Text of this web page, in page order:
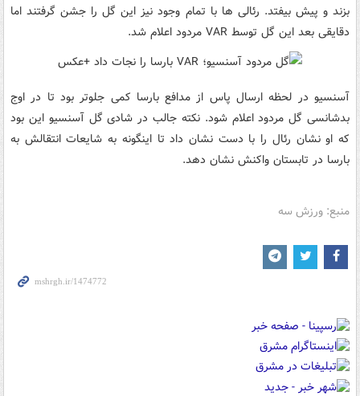
بزند و پیش بیفتد. رئالی ها با تمام وجود نیز این گل را جشن گرفتند اما
دقایقی بعد این گل توسط VAR مردود اعلام شد.
آسنسیو در لحظه ارسال پاس از مدافع بارسا کمی جلوتر بود تا در اوج
بدشانسی گل مردود اعلام شود. نکته جالب در شادی گل آسنسیو این بود
که او نشان رئال را با دست نشان داد تا اینگونه به شایعات انتقالش به
بارسا در تابستان واکنش نشان دهد.
منبع: ورزش سه